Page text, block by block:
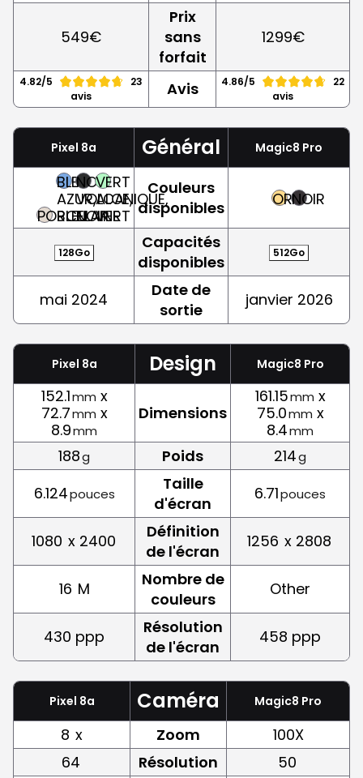
549€
Prix
sans
forfait
1299€
4.82/5
23
avis
Avis 4.86/5
22
avis
Pixel 8a Général Magic8 Pro
PORCELAINE
BLEU
AZUR,
BLEU
NOIR
VOLCANIQUE,
NOIR
VERT
ALOE,
VERT
Couleurs
disponibles
ORNOIR
128Go
Capacités
disponibles
512Go
mai 2024
Date de
sortie
janvier 2026
Pixel 8a Design Magic8 Pro
152.1mm x
72.7mm x
8.9mm
Dimensions
161.15mm x
75.0mm x
8.4mm
188g Poids 214g
6.124pouces
Taille
d'écran
6.71pouces
1080 x 2400
Définition
de l'écran
1256 x 2808
16 M
Nombre de
couleurs
Other
430 ppp
Résolution
de l'écran
458 ppp
Pixel 8a Caméra Magic8 Pro
8 x Zoom
100X
64
Résolution
50